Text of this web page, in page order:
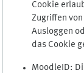
Cookie
Zugriffen
Ausloggen
das Cookie
MoodleID: